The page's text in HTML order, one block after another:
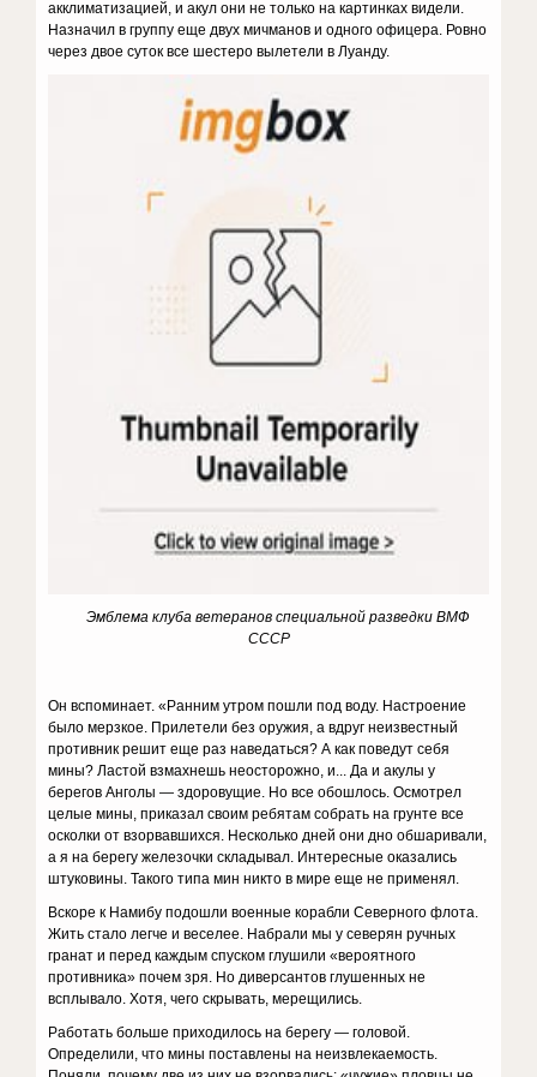
акклиматизацией, и акул они не только на картинках видели.
Назначил в группу еще двух мичманов и одного офицера. Ровно
через двое суток все шестеро вылетели в Луанду.
Эмблема клуба ветеранов специальной разведки ВМФ
СССР
Он вспоминает. «Ранним утром пошли под воду. Настроение
было мерзкое. Прилетели без оружия, а вдруг неизвестный
противник решит еще раз наведаться? А как поведут себя
мины? Ластой взмахнешь неосторожно, и... Да и акулы у
берегов Анголы — здоровущие. Но все обошлось. Осмотрел
целые мины, приказал своим ребятам собрать на грунте все
осколки от взорвавшихся. Несколько дней они дно об­шаривали,
а я на берегу железочки складывал. Интересные оказались
штуковины. Такого типа мин никто в мире еще не применял.
Вскоре к Намибу подошли военные корабли Северного флота.
Жить стало легче и веселее. Набрали мы у северян ручных
гранат и перед каждым спуском глушили «вероятного
противника» почем зря. Но диверсантов глушенных не
всплывало. Хотя, чего скрывать, ме­рещились.
Работать больше приходилось на берегу — головой.
Определили, что мины поставлены на неизвлекаемость.